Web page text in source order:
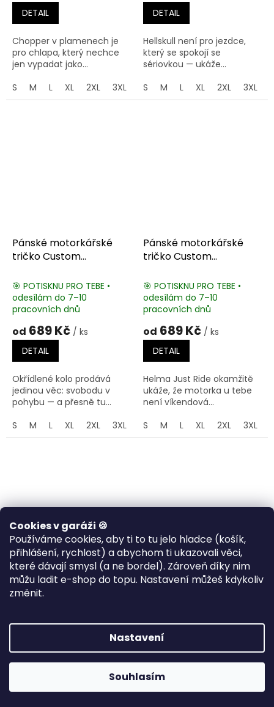
Cookies v garáži 🍪
Používáme cookies, aby ti to tu jelo hladce (košík,
přihlášení, rychlost) a abychom ti ukazovali věci,
které dávají smysl (a ne bordel). Zároveň díky nim
můžu ladit e-shop do topu. Nastavení můžeš kdykoliv
změnit.
Nastavení
Souhlasím
DETAIL
Chopper v plamenech je
pro chlapa, který nechce
jen vypadat jako...
S
M L XL 2XL 3XL 4XL 5XL
DETAIL
Hellskull není pro jezdce,
který se spokojí se
sériovkou — ukáže...
S
M L XL 2XL 3XL
Pánské motorkářské
tričko Custom
🎯 POTISKNU PRO TEBE •
odesílám do 7–10
pracovních dnů
od 689 Kč / ks
DETAIL
Okřídlené kolo prodává
jedinou věc: svobodu v
pohybu — a přesně tu...
S
M L XL 2XL 3XL 4XL 5XL
Pánské motorkářské
tričko Custom
🎯 POTISKNU PRO TEBE •
odesílám do 7–10
pracovních dnů
od 689 Kč / ks
DETAIL
Helma Just Ride okamžitě
ukáže, že motorka u tebe
není víkendová...
S
M L XL 2XL 3XL
Pánské motorkářské
tričko Dark Iron
🎯 POTISKNU PRO TEBE •
689 Kč
Pánské motorkářské
🎯 POTISKNU PRO TEBE •
odesílám do 7–10
od 689 Kč